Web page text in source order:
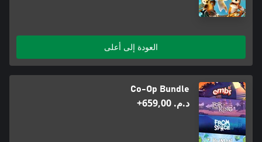
العودة إلى أعلى
Co-Op Bundle
د.م.‏ 659,00+